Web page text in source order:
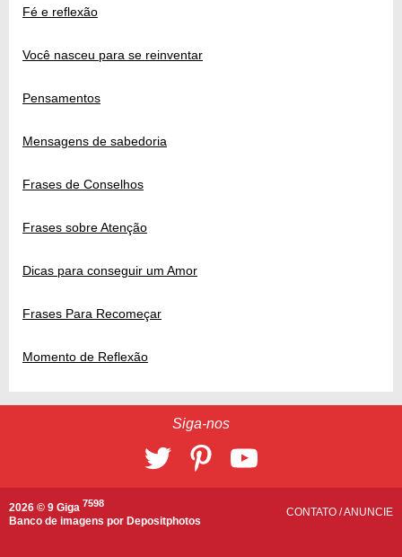
Fé e reflexão
Você nasceu para se reinventar
Pensamentos
Mensagens de sabedoria
Frases de Conselhos
Frases sobre Atenção
Dicas para conseguir um Amor
Frases Para Recomeçar
Momento de Reflexão
Siga-nos
2026 © 9 Giga 7598
Banco de imagens por Depositphotos
CONTATO /ANUNCIE